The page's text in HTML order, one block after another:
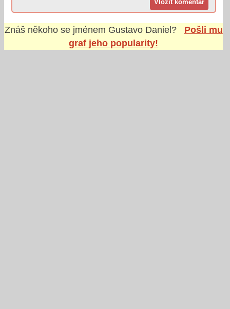
Znáš někoho se jménem Gustavo Daniel?
Pošli mu
graf jeho popularity!